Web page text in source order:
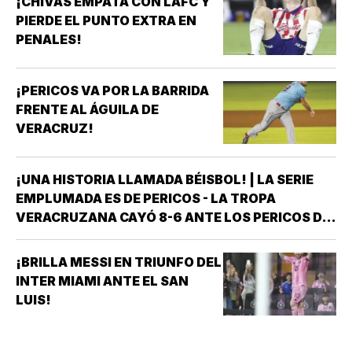
PIERDE EL PUNTO EXTRA EN
PENALES!
¡PERICOS VA POR LA BARRIDA
FRENTE AL ÁGUILA DE
VERACRUZ!
¡UNA HISTORIA LLAMADA BÉISBOL! | LA SERIE
EMPLUMADA ES DE PERICOS - LA TROPA
VERACRUZANA CAYÓ 8-6 ANTE LOS PERICOS DE
PUEBLA EN EL SEGUNDO JUEGO DE LA ÚLTIMA
SERIE DE LA TEMPORADA REGULAR EN EL
ESTADIO HERMANOS SERDÁN, CON LO QUE LOS
POBLANOS…
¡BRILLA MESSI EN TRIUNFO DEL
INTER MIAMI ANTE EL SAN
LUIS!